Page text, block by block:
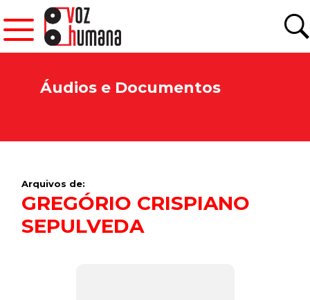
Áudios e Documentos
Arquivos de:
GREGÓRIO CRISPIANO
SEPULVEDA